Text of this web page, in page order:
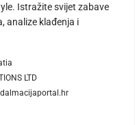
Istražite svijet zabave
analize klađenja i
LTD